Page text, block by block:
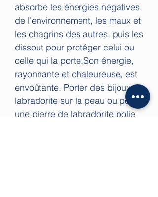
absorbe les énergies négatives
de l'environnement, les maux et
les chagrins des autres, puis les
dissout pour protéger celui ou
celle qui la porte.Son énergie,
rayonnante et chaleureuse, est
envoûtante. Porter des bijoux en
labradorite sur la peau ou porter
une pierre de labradorite polie